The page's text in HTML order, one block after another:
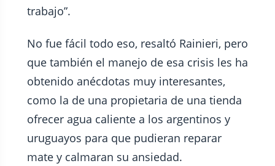
trabajo”.
No fue fácil todo eso, resaltó Rainieri, pero
que también el manejo de esa crisis les ha
obtenido anécdotas muy interesantes,
como la de una propietaria de una tienda
ofrecer agua caliente a los argentinos y
uruguayos para que pudieran reparar
mate y calmaran su ansiedad.